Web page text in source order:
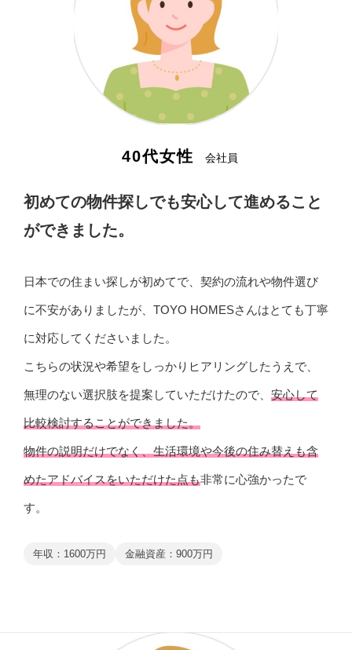
代表挨拶 販売実績・お客様の声
40代女性 会社員
初めての物件探しでも安心して進めること
ができました。
日本での住まい探しが初めてで、契約の流れや物件選び
に不安がありましたが、TOYO HOMESさんはとても丁寧
に対応してくださいました。
こちらの状況や希望をしっかりヒアリングしたうえで、
無理のない選択肢を提案していただけたので、 安心して
比較検討することができました。
物件の説明だけでなく、生活環境や今後の住み替えも含
めたアドバイスをいただけた点も非常に心強かったで
す。
年収：1600万円 金融資産：900万円